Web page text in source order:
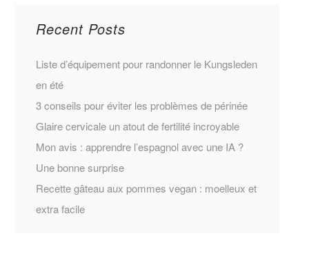
Recent Posts
Liste d’équipement pour randonner le Kungsleden
en été
3 conseils pour éviter les problèmes de périnée
Glaire cervicale un atout de fertilité incroyable
Mon avis : apprendre l’espagnol avec une IA ?
Une bonne surprise
Recette gâteau aux pommes vegan : moelleux et
extra facile